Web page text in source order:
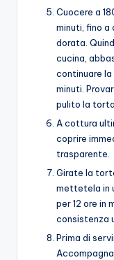
Cuocere a
minuti, fino a
dorata.
cucina,
continuare
minuti.
pulito la
A cottura
coprire
trasparente.
Girate la
mettetela in
per 12 ore in
consistenza
Prima di